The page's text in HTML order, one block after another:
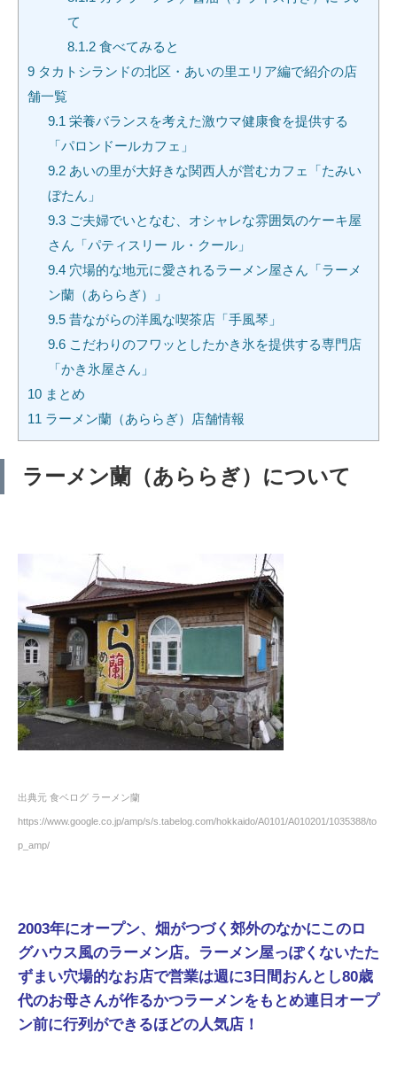
て
8.1.2 食べてみると
9 タカトシランドの北区・あいの里エリア編で紹介の店
舗一覧
9.1 栄養バランスを考えた激ウマ健康食を提供する
「パロンドールカフェ」
9.2あいの里が大好きな関西人が営むカフェ「たみい
ぼたん」
9.3ご夫婦でいとなむ、オシャレな雰囲気のケーキ屋
さん「パティスリー ル・クール」
9.4穴場的な地元に愛されるラーメン屋さん「ラーメ
ン蘭（あららぎ）」
9.5昔ながらの洋風な喫茶店「手風琴」
9.6こだわりのフワッとしたかき氷を提供する専門店
「かき氷屋さん」
10 まとめ
11 ラーメン蘭（あららぎ）店舗情報
ラーメン蘭（あららぎ）について
出典元 食ベログ ラーメン蘭
https://www.google.co.jp/amp/s/s.tabelog.com/hokkaido/A0101/A010201/1035388/to
p_amp/
2003年にオープン、畑がつづく郊外のなかにこのロ
グハウス風のラーメン店。ラーメン屋っぽくないたた
ずまい穴場的なお店で営業は週に3日間おんとし80歳
代のお母さんが作るかつラーメンをもとめ連日オープ
ン前に行列ができるほどの人気店！